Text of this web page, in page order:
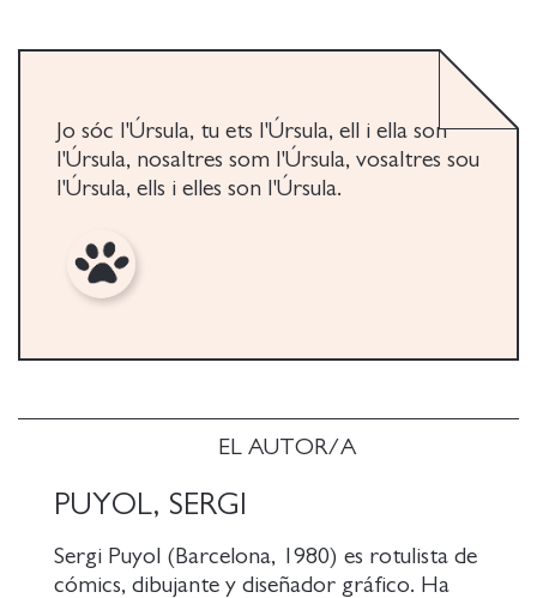
EL AUTOR/A
PUYOL, SERGI
Sergi Puyol (Barcelona, 1980) es rotulista de
cómics, dibujante y diseñador gráfico. Ha
de la vida moderna.
Sergi Puyol (Barcelona, 1980) es rotulista de cómics,
ilustrador, diseñador gráfico y cofundador de Apa
Apa, editorial de cómic independiente y
experimental en la que ha publicado numerosos
extraña (2019), Cárcel de Amor (2011), Dictadores
(2013), Una blanda oscuridad (2014) y la serie El
Diamante (2015-2022). Su trabajo también forma
ámbito nacional como internacional.
Jo sóc l'Úrsula, tu ets l'Úrsula, ell i ella son
l'Úrsula, nosaltres som l'Úrsula, vosaltres sou
l'Úrsula, ells i elles son l'Úrsula.